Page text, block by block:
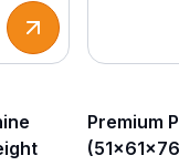
Premium